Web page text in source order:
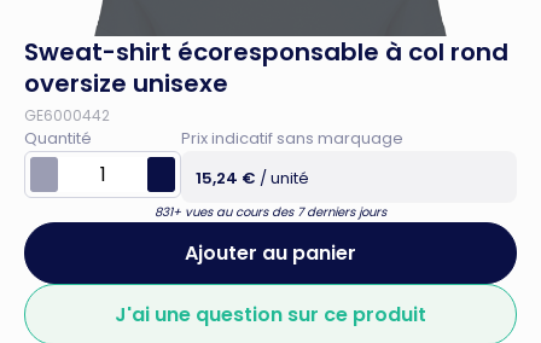
Sweat-shirt écoresponsable à col rond
oversize unisexe
GE6000442
Quantité
Prix indicatif sans marquage
15,24 € / unité
831+ vues au cours des 7 derniers jours
Ajouter au panier
J'ai une question sur ce produit